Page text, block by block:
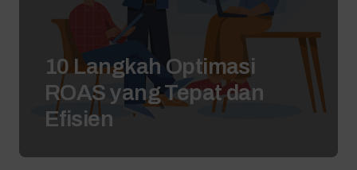
10 Langkah Optimasi
ROAS yang Tepat dan
Efisien